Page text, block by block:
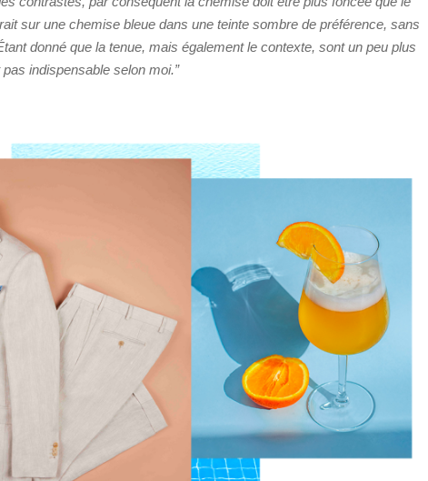
sur une chemise bleue dans une teinte sombre de préférence, sans
donné que la tenue, mais également le contexte, sont un peu plus
indispensable selon moi.”